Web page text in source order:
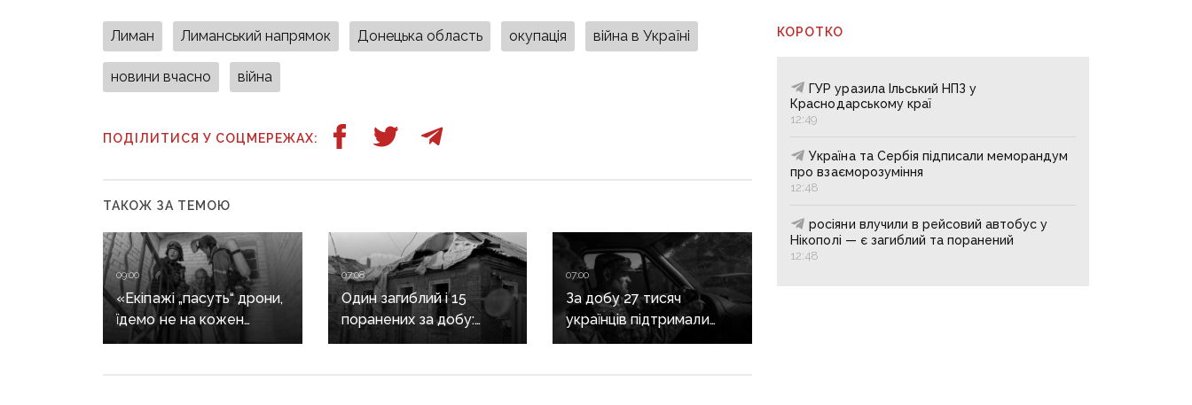
Лиман Лиманський напрямок Донецька область окупація війна в Україні
новини вчасно війна
ПОДІЛИТИСЯ У СОЦМЕРЕЖАХ:
ТАКОЖ ЗА ТЕМОЮ
09:00
«Екіпажі „пасуть“ дрони,
їдемо не на кожен
виклик»: куди ДСНС
07:08
Один загиблий і 15
поранених за добу:
ворог масовано
07:00
За добу 27 тисяч
українців підтримали
петицію про присвоєння
КОРОТКО
ГУР уразила Ільський НПЗ у
Краснодарському краї
12:49
Україна та Сербія підписали меморандум
про взаєморозуміння
12:48
росіяни влучили в рейсовий автобус у
Нікополі — є загиблий та поранений
12:48